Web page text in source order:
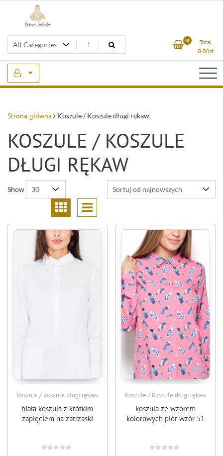
Beżowa Sukienka 0
Total
0.00zł
Strona główna Koszule / Koszule długi rękaw
KOSZULE / KOSZULE
DŁUGI RĘKAW
Show
Koszule / Koszule długi rękaw
biała koszula z krótkim
zapięciem na zatrzaski
Koszule / Koszule długi rękaw
koszula ze wzorem
kolorowych piór wzór 51